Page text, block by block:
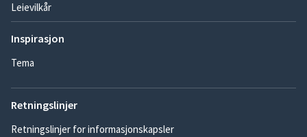
Leievilkår
Inspirasjon
Tema
Retningslinjer
Retningslinjer for informasjonskapsler